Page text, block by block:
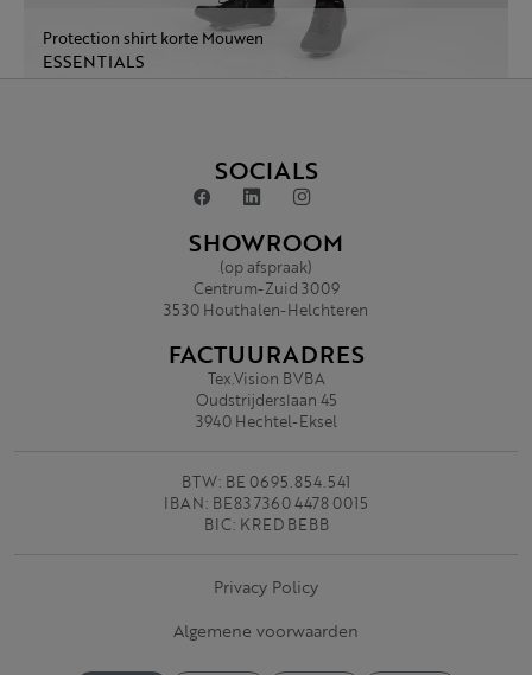
Protection shirt korte Mouwen
ESSENTIALS
SOCIALS
SHOWROOM
(op afspraak)
Centrum-Zuid 3009
3530 Houthalen-Helchteren
FACTUURADRES
Tex.Vision BVBA
Oudstrijderslaan 45
3940 Hechtel-Eksel
BTW: BE 0695.854.541
IBAN: BE83 7360 4478 0015
BIC: KRED BEBB
Privacy Policy
Algemene voorwaarden